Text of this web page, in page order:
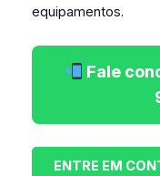
equipamentos.
Fale